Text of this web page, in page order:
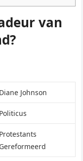
van
Diane Johnson
Politicus
Protestants
Gereformeerd